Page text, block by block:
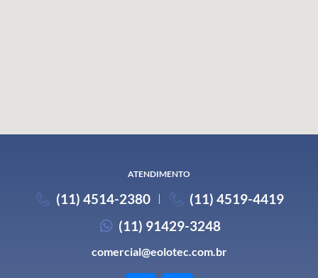
ATENDIMENTO
(11) 4514-2380
(11) 4519-4419
(11) 91429-3248
comercial@eolotec.com.br